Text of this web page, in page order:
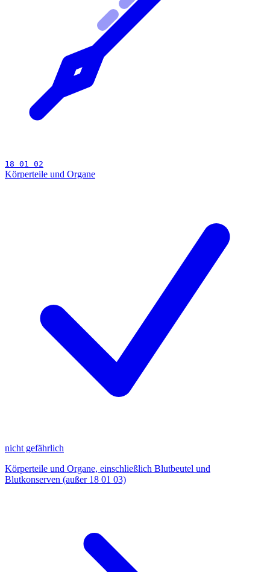
18 01 02
Körperteile und Organe
nicht gefährlich
Körperteile und Organe, einschließlich Blutbeutel und
Blutkonserven (außer 18 01 03)